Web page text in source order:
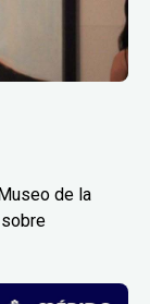
de la